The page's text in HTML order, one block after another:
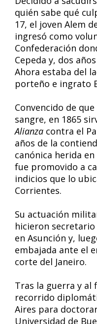
quién sabe qué
17, el joven Alem
ingresó como
Confederación
Cepeda y, dos
Ahora estaba del
porteño e ingrato
Convencido de
sangre, en 1865
Alianza contra el
años de la
canónica herida
fue promovido a
indicios que lo
Corrientes.
Su actuación
hicieron
en Asunción y,
embajada ante el
corte del Janeiro.
Tras la guerra y al
recorrido
Aires para
Universidad de